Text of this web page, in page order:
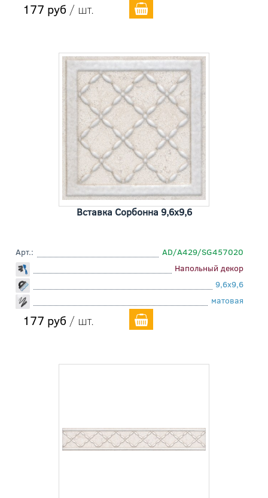
177 руб / шт.
Вставка Сорбонна 9,6x9,6
Арт.:
AD/A429/SG457020
Напольный декор
9,6x9,6
матовая
177 руб / шт.